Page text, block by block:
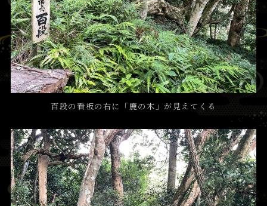
百段の看板の右に「鹿の木」が見えてくる